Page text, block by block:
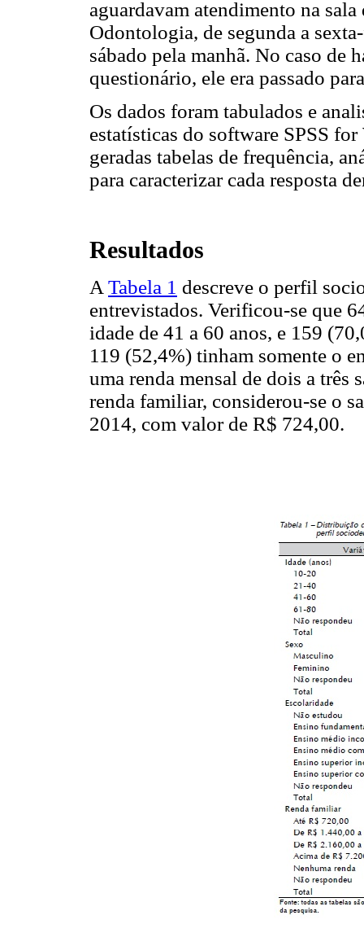
aguardavam atendimento na
Odontologia, de segunda a
sábado pela manhã. No caso de
questionário, ele era passado
Os dados foram tabulados e
estatísticas do software SPSS
geradas tabelas de frequência,
para caracterizar cada resposta
Resultados
A Tabela 1 descreve o perfil
entrevistados. Verificou-se que
idade de 41 a 60 anos, e 159
119 (52,4%) tinham somente o
uma renda mensal de dois a três
renda familiar, considerou-se o
2014, com valor de R$ 724,00.